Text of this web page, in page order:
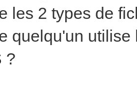
les 2 types de
quelqu'un
?